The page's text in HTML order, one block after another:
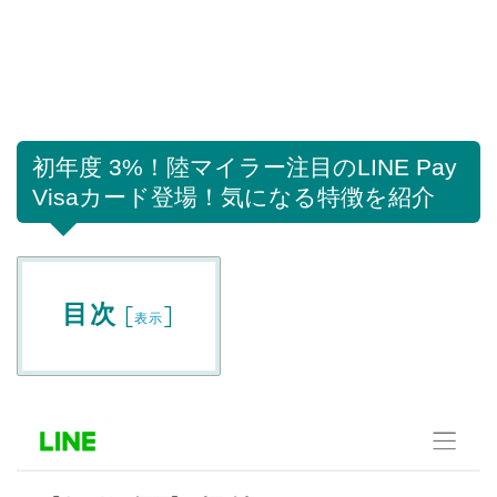
初年度 3%！陸マイラー注目のLINE Pay
Visaカード登場！気になる特徴を紹介
目次 [表示]